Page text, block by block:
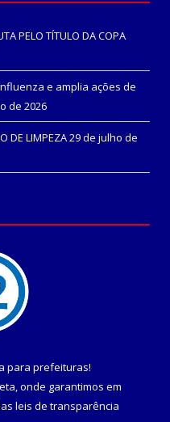
PELO TÍTULO DA COPA
e amplia ações de
de 2026
DE LIMPEZA29 de julho de
para prefeituras!
onde garantimos em
leis de transparência